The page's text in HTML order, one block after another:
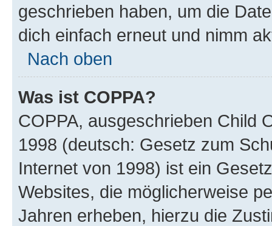
geschrieben haben, um die
dich einfach erneut und nimm
Nach oben
Was ist COPPA?
COPPA, ausgeschrieben Child
1998 (deutsch: Gesetz zum
Internet von 1998) ist ein
Websites, die möglicherweise
Jahren erheben, hierzu die